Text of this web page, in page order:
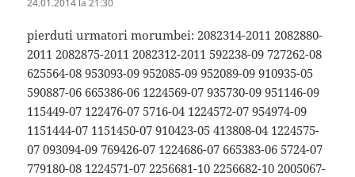
pierduti urmatori morumbei: 2082314-2011 2082880-
2011 2082875-2011 2082312-2011 592238-09 727262-08
625564-08 953093-09 952085-09 952089-09 910935-05
590887-06 665386-06 1224569-07 935730-09 951146-09
115449-07 122476-07 5716-04 1224572-07 954974-09
1151444-07 1151450-07 910423-05 413808-04 1224575-
07 093094-09 769426-07 1224686-07 665383-06 5724-07
779180-08 1224571-07 2256681-10 2256682-10 2005067-